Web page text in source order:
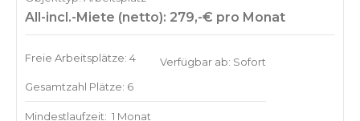
All-incl.-Miete (netto): 279,-€ pro Monat
Freie Arbeitsplätze: 4
Gesamtzahl Plätze: 6
Verfügbar ab: Sofort
Mindestlaufzeit: 1 Monat